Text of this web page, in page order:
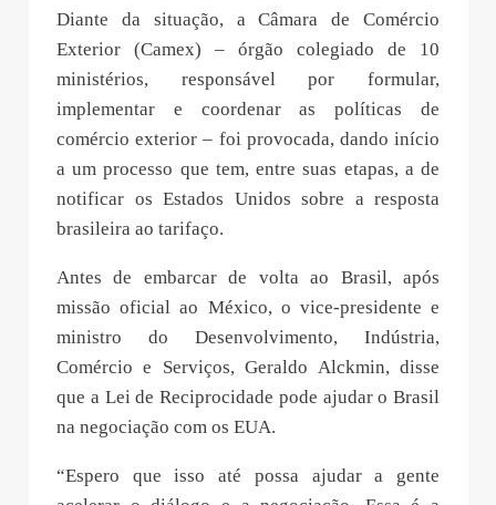
Diante da situação, a Câmara de Comércio
Exterior (Camex) – órgão colegiado de 10
ministérios, responsável por formular,
implementar e coordenar as políticas de
comércio exterior – foi provocada, dando início
a um processo que tem, entre suas etapas, a de
notificar os Estados Unidos sobre a resposta
brasileira ao tarifaço.
Antes de embarcar de volta ao Brasil, após
missão oficial ao México, o vice-presidente e
ministro do Desenvolvimento, Indústria,
Comércio e Serviços, Geraldo Alckmin, disse
que a Lei de Reciprocidade pode ajudar o Brasil
na negociação com os EUA.
“Espero que isso até possa ajudar a gente